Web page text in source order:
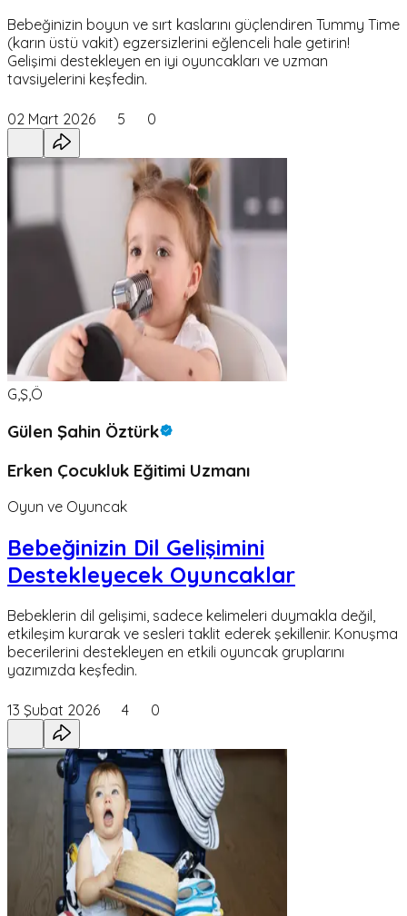
Bebeğinizin boyun ve sırt kaslarını güçlendiren Tummy Time
(karın üstü vakit) egzersizlerini eğlenceli hale getirin!
Gelişimi destekleyen en iyi oyuncakları ve uzman
tavsiyelerini keşfedin.
02 Mart 2026 5 0
G,Ş,Ö
Gülen Şahin Öztürk
Erken Çocukluk Eğitimi Uzmanı
Oyun ve Oyuncak
Bebeğinizin Dil Gelişimini
Destekleyecek Oyuncaklar
Bebeklerin dil gelişimi, sadece kelimeleri duymakla değil,
etkileşim kurarak ve sesleri taklit ederek şekillenir. Konuşma
becerilerini destekleyen en etkili oyuncak gruplarını
yazımızda keşfedin.
13 Şubat 2026 4 0